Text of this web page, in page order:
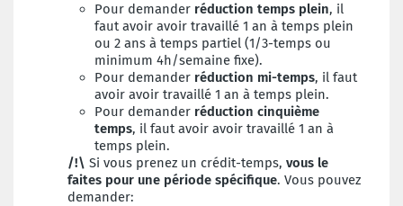
Pour demander réduction temps plein, il
faut avoir avoir travaillé 1 an à temps plein
ou 2 ans à temps partiel (1/3-temps ou
minimum 4h/semaine fixe).
Pour demander réduction mi-temps, il faut
avoir avoir travaillé 1 an à temps plein.
Pour demander réduction cinquième
temps, il faut avoir avoir travaillé 1 an à
temps plein.
/!\ Si vous prenez un crédit-temps, vous le
faites pour une période spécifique. Vous pouvez
demander: